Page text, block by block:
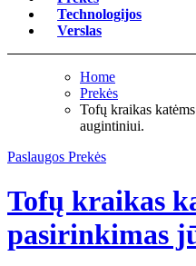
Technologijos
Verslas
Home
Prekės
Tofų kraikas
augintiniui.
Paslaugos Prekės
Tofų kraikas
pasirinkimas